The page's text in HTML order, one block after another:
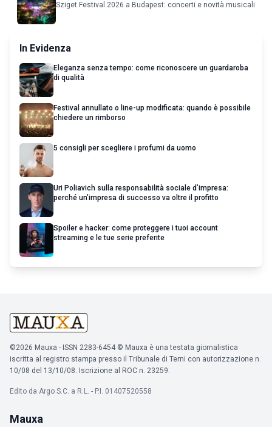
Sziget Festival 2026 a Budapest: concerti e novità musicali
In Evidenza
Eleganza senza tempo: come riconoscere un guardaroba
di qualità
Festival annullato o line-up modificata: quando è possibile
chiedere un rimborso
5 consigli per scegliere i profumi da uomo
Uri Poliavich sulla responsabilità sociale d’impresa:
perché un’impresa di successo va oltre il profitto
Spoiler e hacker: come proteggere i tuoi account
streaming e le tue serie preferite
©2026 Mauxa - ISSN 2283-6454 © Mauxa è una testata giornalistica
iscritta al registro stampa presso il Tribunale di Terni con autorizzazione n.
10/08 del 13/10/08. Iscrizione al ROC n. 23259.
Edito da Argo S.C. a R.L. - P.I. 01407520558
Mauxa